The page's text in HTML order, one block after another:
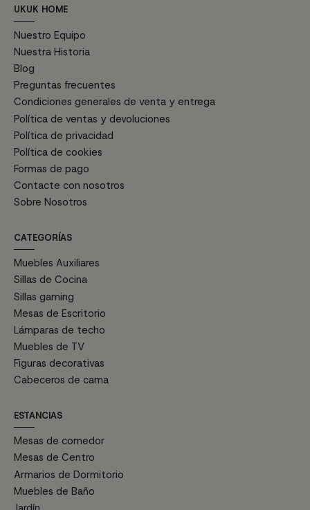
UKUK HOME
Nuestro Equipo
Nuestra Historia
Blog
Preguntas frecuentes
Condiciones generales de venta y entrega
Política de ventas y devoluciones
Política de privacidad
Política de cookies
Formas de pago
Contacte con nosotros
Sobre Nosotros
CATEGORÍAS
Muebles Auxiliares
Sillas de Cocina
Sillas gaming
Mesas de Escritorio
Lámparas de techo
Muebles de TV
Figuras decorativas
Cabeceros de cama
ESTANCIAS
Mesas de comedor
Mesas de Centro
Armarios de Dormitorio
Muebles de Baño